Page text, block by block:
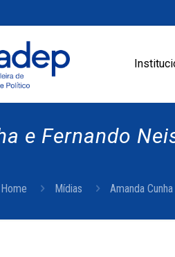
e Fernando
Home Mídias Amanda